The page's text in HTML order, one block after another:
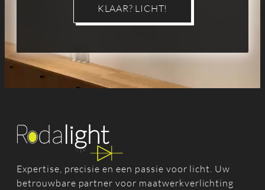
KLAAR? LICHT!
Expertise, precisie en een passie voor licht. Uw
betrouwbare partner voor maatwerkverlichting